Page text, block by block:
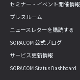
セミナー・イベント開催情報
プレスルーム
ニュースレターを購読する
SORACOM 公式ブログ
サービス更新情報
SORACOM Status Dashboard